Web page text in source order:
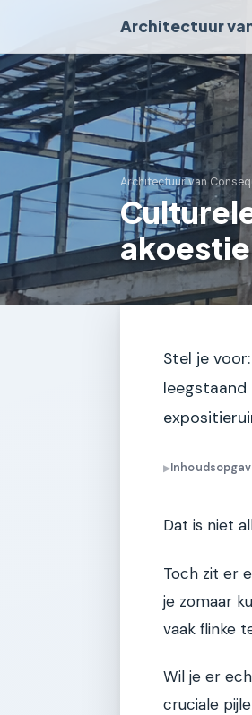
Architectuur
Architectuur van
Stel je
leegstaand
▶
Dat is niet
Toch zit er
je zomaar
vaak flinke
Wil je er
cruciale